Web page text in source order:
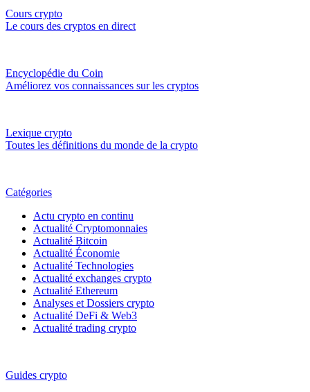
Cours crypto
Le cours des cryptos en direct
Encyclopédie du Coin
Améliorez vos connaissances sur les cryptos
Lexique crypto
Toutes les définitions du monde de la crypto
Catégories
Actu crypto en continu
Actualité Cryptomonnaies
Actualité Bitcoin
Actualité Économie
Actualité Technologies
Actualité exchanges crypto
Actualité Ethereum
Analyses et Dossiers crypto
Actualité DeFi & Web3
Actualité trading crypto
Guides crypto